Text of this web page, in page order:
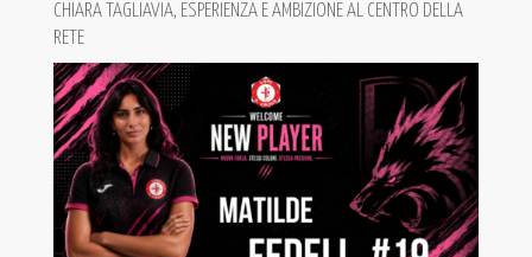
CHIARA TAGLIAVIA, ESPERIENZA E AMBIZIONE AL CENTRO DELLA
RETE